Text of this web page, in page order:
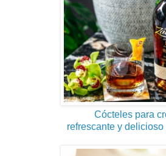
Cócteles para
refrescante y delicioso